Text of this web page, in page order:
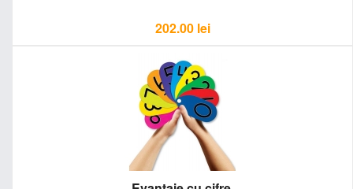
202.00 lei